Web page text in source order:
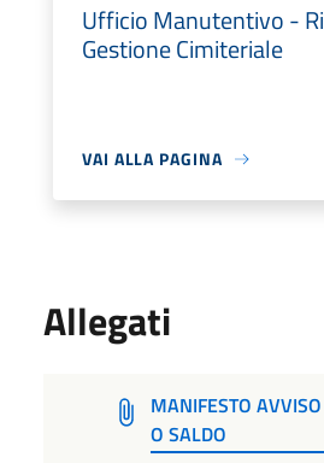
Ufficio Manutentivo -
Gestione Cimiteriale
VAI ALLA PAGINA
Allegati
MANIFESTO
O SALDO